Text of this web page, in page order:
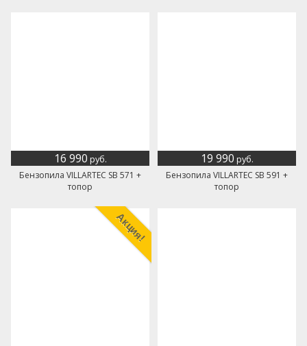
16 990 руб.
Бензопила VILLARTEC SB 571 +
топор
19 990 руб.
Бензопила VILLARTEC SB 591 +
топор
Акция!